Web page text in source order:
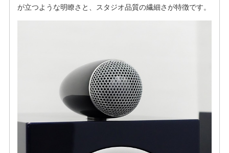
が立つような明瞭さと、スタジオ品質の繊細さが特徴です。